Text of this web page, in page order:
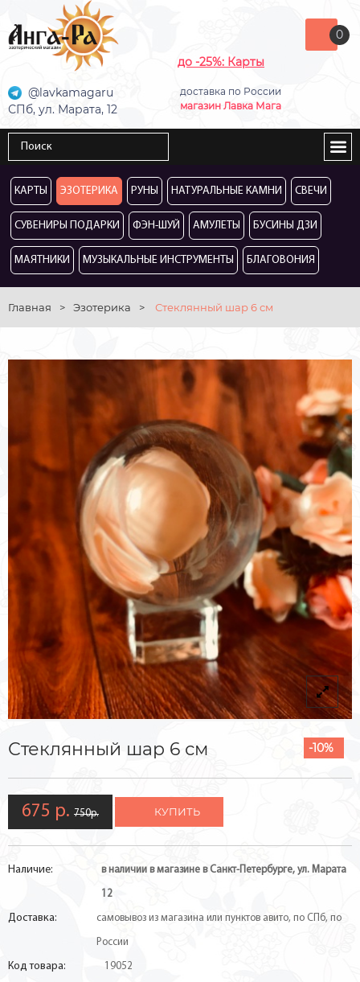
до -25%: Карты
доставка по России
магазин Лавка Мага
@lavkamagaru
СПб, ул. Марата, 12
0
КАРТЫ ЭЗОТЕРИКА РУНЫ НАТУРАЛЬНЫЕ КАМНИ СВЕЧИ
СУВЕНИРЫ ПОДАРКИ ФЭН-ШУЙ АМУЛЕТЫ БУСИНЫ ДЗИ
МАЯТНИКИ МУЗЫКАЛЬНЫЕ ИНСТРУМЕНТЫ БЛАГОВОНИЯ
Главная > Эзотерика > Стеклянный шар 6 см
-10%
Стеклянный шар 6 см
675 р. 750р. КУПИТЬ
Наличие: в наличии в магазине в Санкт-Петербурге, ул. Марата
12
Доставка: самовывоз из магазина или пунктов авито, по СПб, по
России
Код товара: 19052